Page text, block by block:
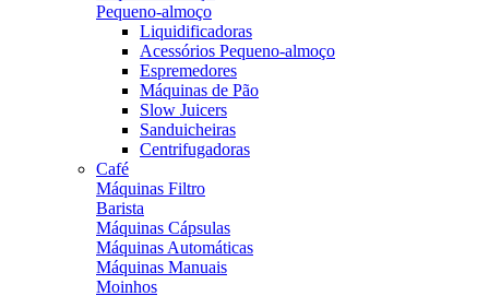
Pequeno-almoço
Liquidificadoras
Acessórios Pequeno-almoço
Espremedores
Máquinas de Pão
Slow Juicers
Sanduicheiras
Centrifugadoras
Café
Máquinas Filtro
Barista
Máquinas Cápsulas
Máquinas Automáticas
Máquinas Manuais
Moinhos